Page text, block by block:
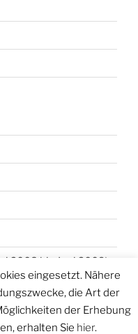
2008 bis Juni 2009)
eingesetzt. Nähere
die Art der
der Erhebung
erhalten Sie hier.